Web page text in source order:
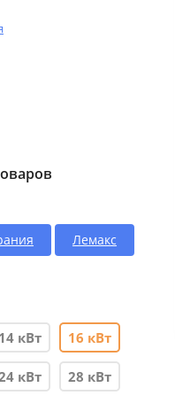
Лемакс
14 кВт 16 кВт
кВт 28 кВт